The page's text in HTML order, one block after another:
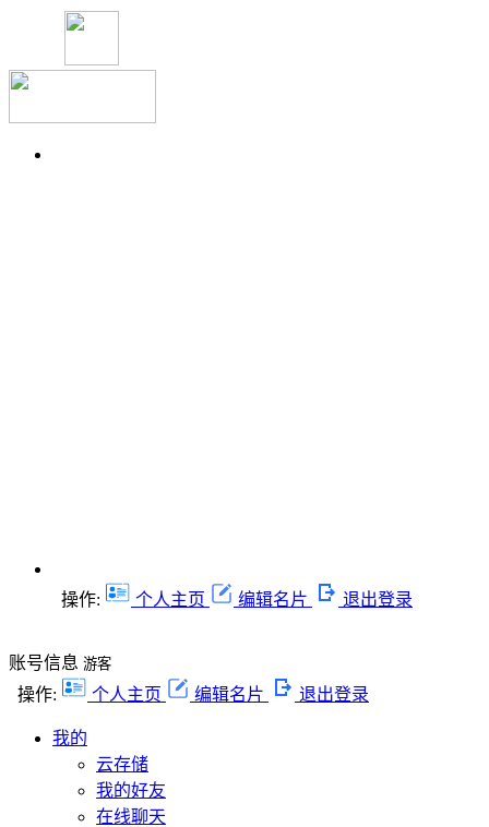
操作: 个人主页 编辑名片 退出登录
账号信息 游客
操作: 个人主页 编辑名片 退出登录
我的
云存储
我的好友
在线聊天